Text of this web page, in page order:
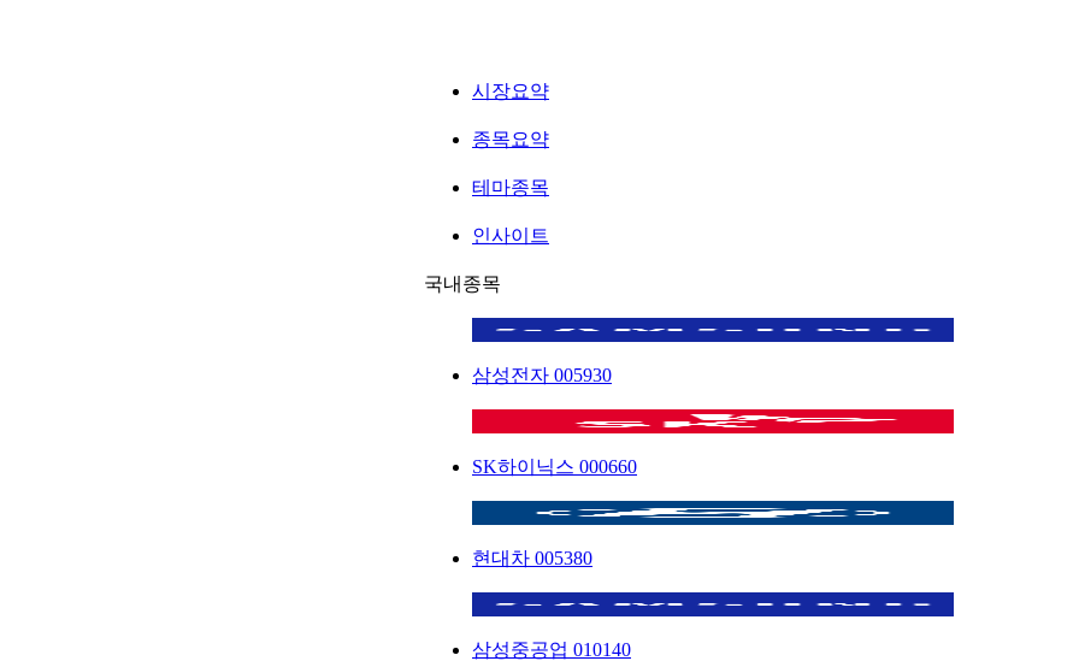
시장요약
종목요약
테마종목
인사이트
국내종목
삼성전자 005930
SK하이닉스 000660
현대차 005380
삼성중공업 010140